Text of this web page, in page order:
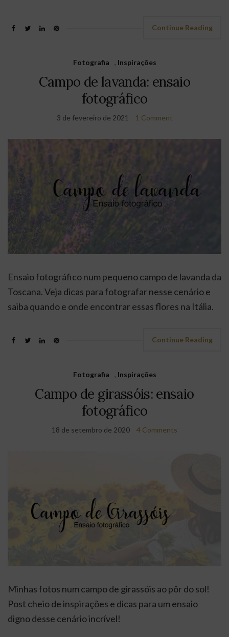
Continue Reading
Fotografia , Inspirações
Campo de lavanda: ensaio
fotográfico
3 de fevereiro de 2021 1 Comment
Ensaio fotográfico num pequeno campo de lavanda da
Toscana. Veja dicas para fotografar nesse cenário e
saiba quando e onde encontrar essas flores na Itália.
Continue Reading
Fotografia , Inspirações
Campo de girassóis: ensaio
fotográfico
18 de setembro de 2020 4 Comments
Minhas fotos num campo de girassóis ao pôr do sol!
Post cheio de inspirações e dicas para um ensaio
digno desse cenário incrível!